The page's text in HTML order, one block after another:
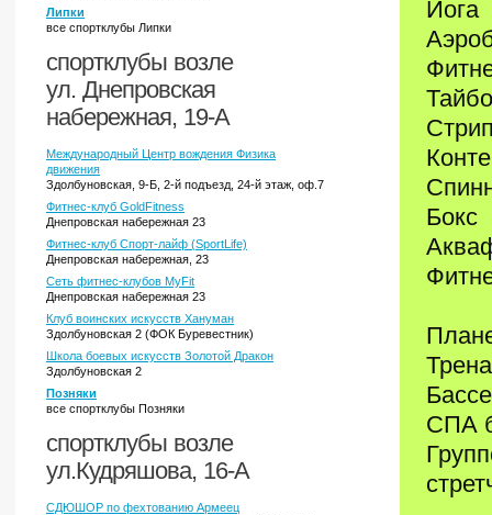
Липки
все спортклубы Липки
спортклубы возле
ул. Днепровская
набережная, 19-А
Международный Центр вождения Физика
движения
Здолбуновская, 9-Б, 2-й подъезд, 24-й этаж, оф.7
Фитнес-клуб GoldFitness
Днепровская набережная 23
Фитнес-клуб Спорт-лайф (SportLife)
Днепровская набережная, 23
Сеть фитнес-клубов MyFit
Днепровская набережная 23
Клуб воинских искусств Хануман
Здолбуновская 2 (ФОК Буревестник)
Школа боевых искусств Золотой Дракон
Здолбуновская 2
Позняки
все спортклубы Позняки
спортклубы возле
ул.Кудряшова, 16-А
СДЮШОР по фехтованию Армеец
Йога
Тайбо
Бокс
СПА